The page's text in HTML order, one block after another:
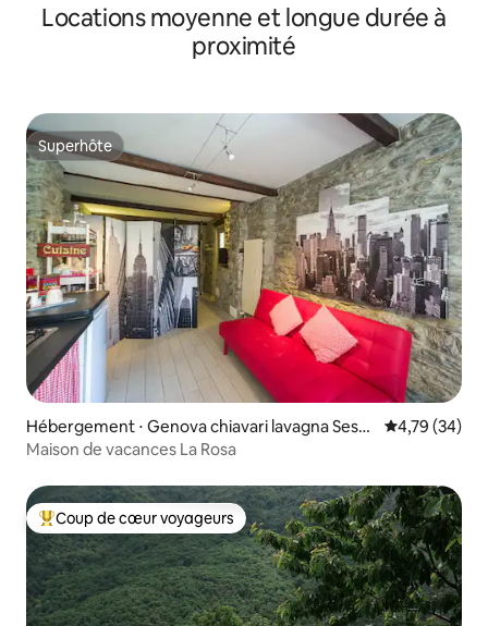
Locations moyenne et longue durée à
proximité
Superhôte
Superhôte
Hébergement ⋅ Genova chiavari lavagna Sestri
levante Rapallo
Évaluation
4,79 (34)
Maison de vacances La Rosa
Coups de cœur voyageurs les plus appréciés
Coup de cœur voyageurs